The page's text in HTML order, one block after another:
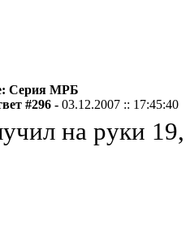
Серия МРБ
#296 -03.12.2007 :: 17:45:40
на руки